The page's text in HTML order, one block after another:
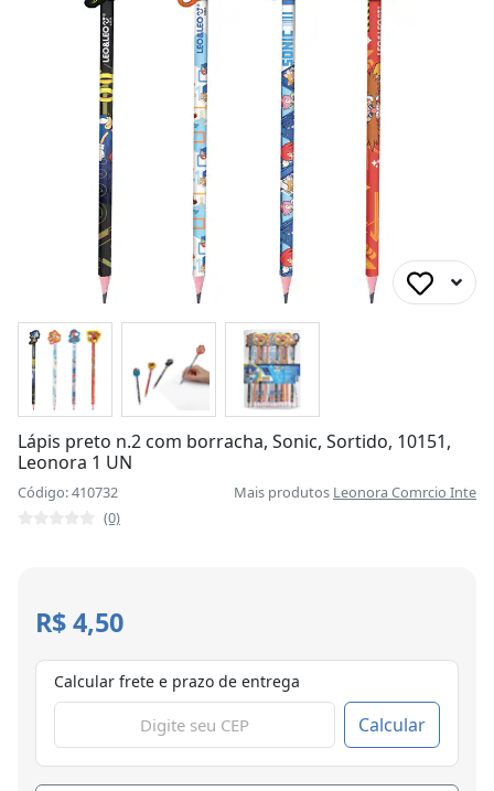
Lápis preto n.2 com borracha, Sonic, Sortido, 10151,
Leonora 1 UN
Código: 410732 Mais produtos Leonora Comrcio Inte
(0)
R$ 4,50
Calcular frete e prazo de entrega
Calcular